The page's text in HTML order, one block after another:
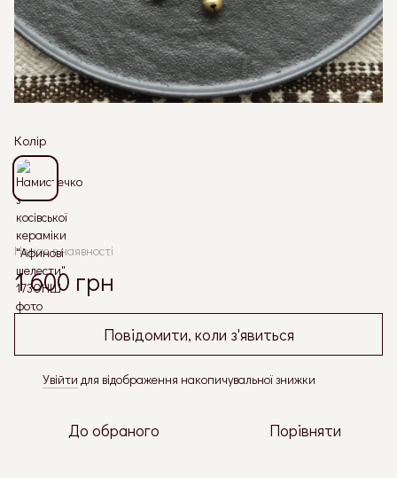
Колір
Немає в наявності
1 600 грн
Повідомити, коли з'явиться
Увійти для відображення накопичувальної знижки
До обраного Порівняти